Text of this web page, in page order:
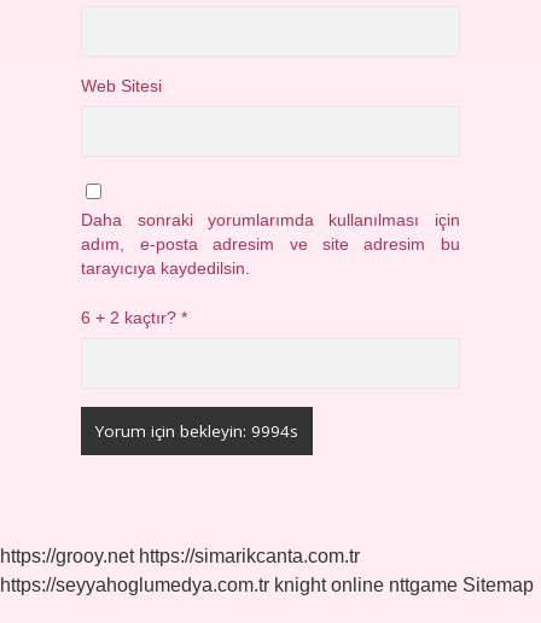
Web Sitesi
Daha sonraki yorumlarımda kullanılması için
adım, e-posta adresim ve site adresim bu
tarayıcıya kaydedilsin.
6 + 2 kaçtır?*
https://grooy.net https://simarikcanta.com.tr
https://seyyahoglumedya.com.tr knight online nttgame Sitemap